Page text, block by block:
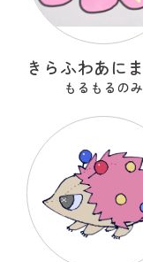
もるもるのみ